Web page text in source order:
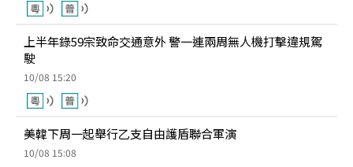
上半年錄59宗致命交通意外 警一連兩周無人機打擊違規駕
駛
10/08 15:20
美韓下周一起舉行乙支自由護盾聯合軍演
10/08 15:08